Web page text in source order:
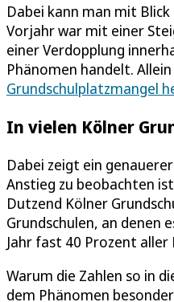
Dabei kann man mit
Vorjahr war mit einer
einer Verdopplung
Phänomen handelt.
Grundschulplatzmangel
In vielen Kölner
Dabei zeigt ein
Anstieg zu beobachten
Dutzend Kölner
Grundschulen, an denen
Jahr fast 40 Prozent
Warum die Zahlen so in
dem Phänomen